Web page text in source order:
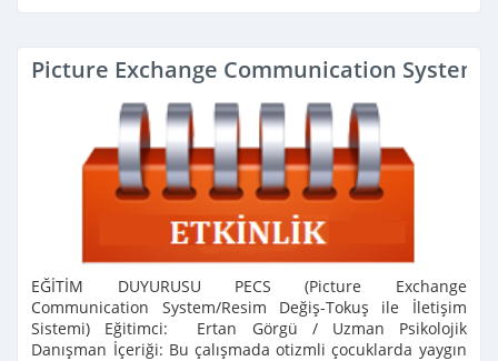
Picture Exchange Communication
EĞİTİM DUYURUSU PECS (Picture Exchange
Communication System/Resim Değiş-Tokuş ile İletişim
Sistemi) Eğitimci: Ertan Görgü / Uzman Psikolojik
Danışman İçeriği: Bu çalışmada otizmli çocuklarda yaygın